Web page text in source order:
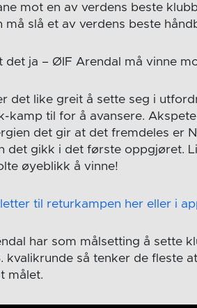
mot en av verdens beste
må slå et av verdens beste
det ja – ØIF Arendal må vinne
det like greit å sette seg i
kamp til for å avansere.
det gir at det fremdeles er
det gikk i det første oppgjøret.
øyeblikk å vinne!
til returkampen her eller i
har som målsetting å sette
kvalikrunde så tenker de fleste
målet.